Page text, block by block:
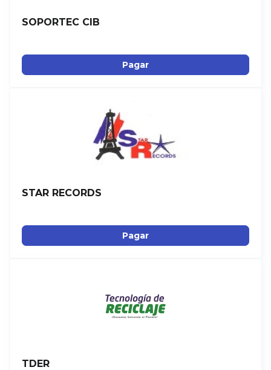
SOPORTEC CIB
Pagar
STAR RECORDS
Pagar
TDER